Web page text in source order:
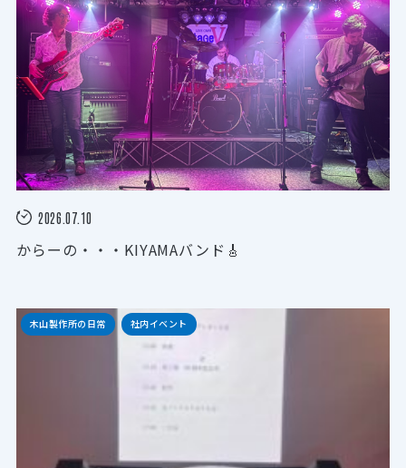
2026.07.10
からーの・・・KIYAMAバンド🎸
木山製作所の日常 社内イベント